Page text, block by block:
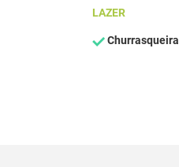
LAZER
Churrasqueira